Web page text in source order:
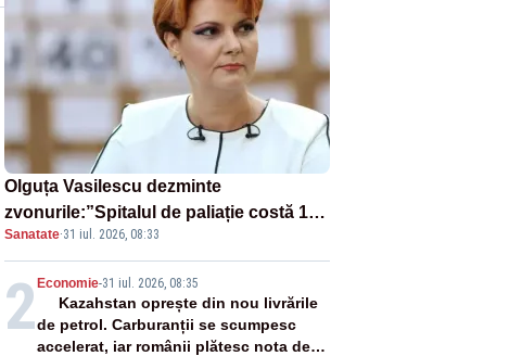
Olguța Vasilescu dezminte
zvonurile:”Spitalul de paliație costă 199
de milioane de euro, nu 500 de
milioane”
Sanatate·31 iul. 2026, 08:33
2 Economie-31 iul. 2026, 08:35
Kazahstan oprește din nou livrările
de petrol. Carburanții se scumpesc
accelerat, iar românii plătesc nota de